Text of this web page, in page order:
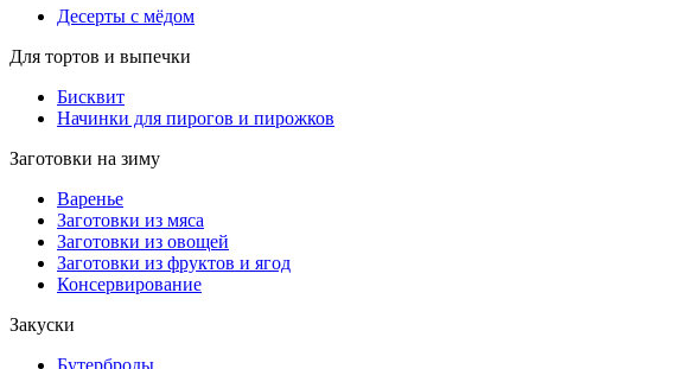
Десерты с мёдом
Для тортов и выпечки
Бисквит
Начинки для пирогов и пирожков
Заготовки на зиму
Варенье
Заготовки из мяса
Заготовки из овощей
Заготовки из фруктов и ягод
Консервирование
Закуски